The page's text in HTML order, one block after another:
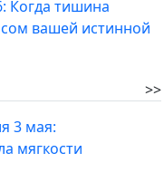
Когда тишина
вашей истинной
>>
3 мая:
мягкости